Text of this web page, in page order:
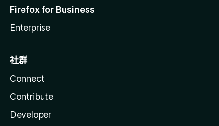
Firefox for Business
Enterprise
社群
Connect
Contribute
Developer